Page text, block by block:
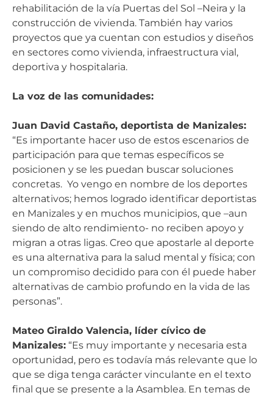
rehabilitación de la vía Puertas del Sol –Neira y la
construcción de vivienda. También hay varios
proyectos que ya cuentan con estudios y diseños
en sectores como vivienda, infraestructura vial,
deportiva y hospitalaria.
La voz de las comunidades:
Juan David Castaño, deportista de Manizales:
“Es importante hacer uso de estos escenarios de
participación para que temas específicos se
posicionen y se les puedan buscar soluciones
concretas. Yo vengo en nombre de los deportes
alternativos; hemos logrado identificar deportistas
en Manizales y en muchos municipios, que –aun
siendo de alto rendimiento- no reciben apoyo y
migran a otras ligas. Creo que apostarle al deporte
es una alternativa para la salud mental y física; con
un compromiso decidido para con él puede haber
alternativas de cambio profundo en la vida de las
personas”.
Mateo Giraldo Valencia, líder cívico de
Manizales: “Es muy importante y necesaria esta
oportunidad, pero es todavía más relevante que lo
que se diga tenga carácter vinculante en el texto
final que se presente a la Asamblea. En temas de